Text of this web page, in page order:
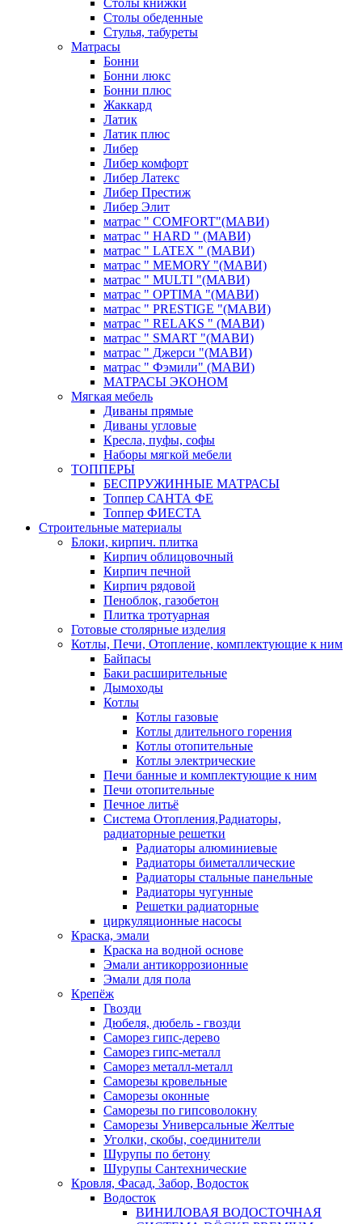
Столы книжки
Столы обеденные
Стулья, табуреты
Матрасы
Бонни
Бонни люкс
Бонни плюс
Жаккард
Латик
Латик плюс
Либер
Либер комфорт
Либер Латекс
Либер Престиж
Либер Элит
матрас " COMFORT"(МАВИ)
матрас " HARD " (МАВИ)
матрас " LATEX " (МАВИ)
матрас " MEMORY "(МАВИ)
матрас " MULTI "(МАВИ)
матрас " OPTIMA "(МАВИ)
матрас " PRESTIGE "(МАВИ)
матрас " RELAKS " (МАВИ)
матрас " SMART "(МАВИ)
матрас " Джерси "(МАВИ)
матрас " Фэмили" (МАВИ)
МАТРАСЫ ЭКОНОМ
Мягкая мебель
Диваны прямые
Диваны угловые
Кресла, пуфы, софы
Наборы мягкой мебели
ТОППЕРЫ
БЕСПРУЖИННЫЕ МАТРАСЫ
Топпер САНТА ФЕ
Топпер ФИЕСТА
Строительные материалы
Блоки, кирпич. плитка
Кирпич облицовочный
Кирпич печной
Кирпич рядовой
Пеноблок, газобетон
Плитка тротуарная
Готовые столярные изделия
Котлы, Печи, Отопление, комплектующие к ним
Байпасы
Баки расширительные
Дымоходы
Котлы
Котлы газовые
Котлы длительного горения
Котлы отопительные
Котлы электрические
Печи банные и комплектующие к ним
Печи отопительные
Печное литьё
Система Отопления,Радиаторы,
радиаторные решетки
Радиаторы алюминиевые
Радиаторы биметаллические
Радиаторы стальные панельные
Радиаторы чугунные
Решетки радиаторные
циркуляционные насосы
Краска, эмали
Краска на водной основе
Эмали антикоррозионные
Эмали для пола
Крепёж
Гвозди
Дюбеля, дюбель - гвозди
Саморез гипс-дерево
Саморез гипс-металл
Саморез металл-металл
Саморезы кровельные
Саморезы оконные
Саморезы по гипсоволокну
Саморезы Универсальные Желтые
Уголки, скобы, соединители
Шурупы по бетону
Шурупы Сантехнические
Кровля, Фасад, Забор, Водосток
Водосток
ВИНИЛОВАЯ ВОДОСТОЧНАЯ